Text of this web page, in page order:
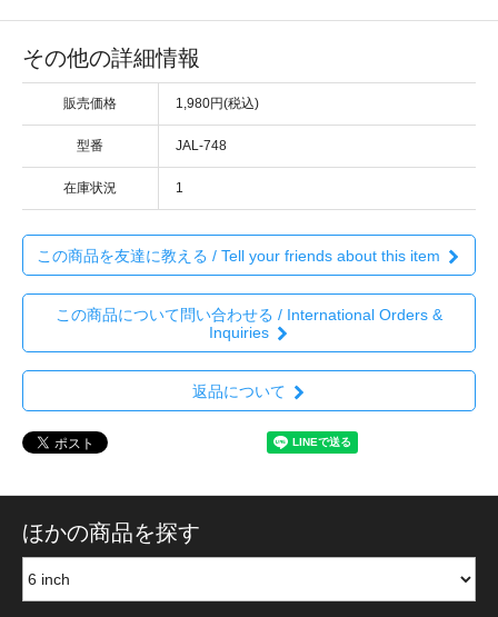
その他の詳細情報
販売価格 1,980円(税込)
型番 JAL-748
在庫状況 1
この商品を友達に教える / Tell your friends about this item
この商品について問い合わせる / International Orders &
Inquiries
返品について
ほかの商品を探す